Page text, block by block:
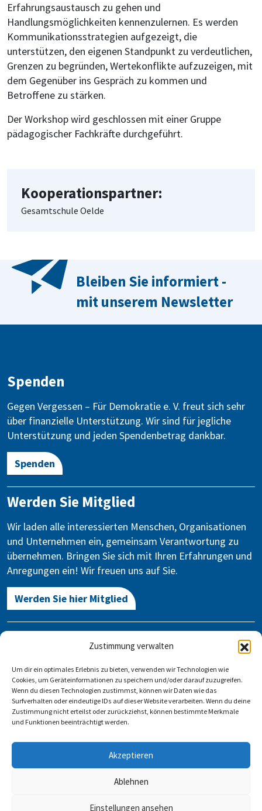
Zustimmung verwalten
Um dir ein optimales Erlebnis zu bieten, verwenden wir Technologien wie
Cookies, um Geräteinformationen zu speichern und/oder darauf zuzugreifen.
Wenn du diesen Technologien zustimmst, können wir Daten wie das
Surfverhalten oder eindeutige IDs auf dieser Website verarbeiten. Wenn du deine
Zustimmung nicht erteilst oder zurückziehst, können bestimmte Merkmale
und Funktionen beeinträchtigt werden.
Akzeptieren
Ablehnen
Einstellungen ansehen
Erfahrungsaustausch zu gehen und
Handlungsmöglichkeiten kennenzulernen. Es werden
Kommunikationsstrategien aufgezeigt, die
unterstützen, den eigenen Standpunkt zu verdeutlichen,
Grenzen zu begründen, Wertekonflikte aufzuzeigen, mit
dem Gegenüber ins Gespräch zu kommen und
Betroffene zu stärken.
Der Workshop wird geschlossen mit einer Gruppe
pädagogischer Fachkräfte durchgeführt.
Kooperationspartner:
Gesamtschule Oelde
Bleiben Sie informiert -
mit unserem Newsletter
Spenden
Gegen Vergessen – Für Demokratie e. V. freut sich sehr
über finanzielle Unterstützung. Wir sind für jegliche
Unterstützung und jeden Spendenbetrag dankbar.
Spenden
Werden Sie Mitglied
Wir laden alle interessierten Menschen, Organisationen
und Unternehmen ein, gemeinsam Verantwortung zu
übernehmen. Bringen Sie sich mit Ihren Erfahrungen und
Anregungen ein! Wir freuen uns auf Sie.
Werden Sie hier Mitglied
Kontakt
Stauffenbergstraße 13-14
10785 Berlin
info@gegen-vergessen.de
Kontakt